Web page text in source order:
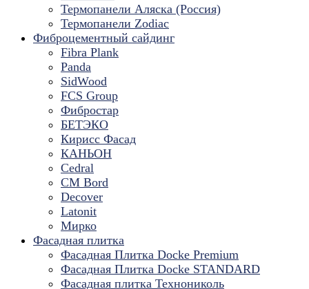
Термопанели Аляска (Россия)
Термопанели Zodiac
Фиброцементный сайдинг
Fibra Plank
Panda
SidWood
FCS Group
Фибростар
БЕТЭКО
Кирисс Фасад
КАНЬОН
Cedral
CM Bord
Decover
Latonit
Мирко
Фасадная плитка
Фасадная Плитка Docke Premium
Фасадная Плитка Docke STANDARD
Фасадная плитка Технониколь